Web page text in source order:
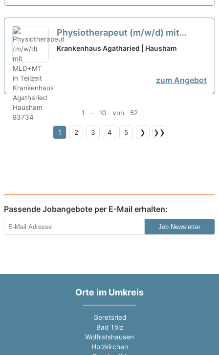
Physiotherapeut (m/w/d) mit
MLD+MT in Teilzeit
neu
Krankenhaus Agatharied | Hausham
zum Angebot
1 - 10 von 52
1 2 3 4 5 ❯ ❯❯
Passende Jobangebote per E-Mail erhalten:
Job Newsletter
Orte im Umkreis
Geretsried
Bad Tölz
Wolfratshausen
Holzkirchen